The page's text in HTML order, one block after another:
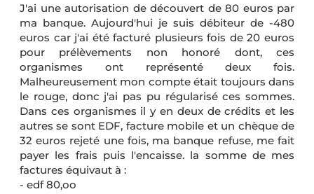
J'ai une autorisation de découvert de 80 euros par
ma banque. Aujourd'hui je suis débiteur de -480
euros car j'ai été facturé plusieurs fois de 20 euros
pour prélèvements non honoré dont, ces
organismes ont représenté deux fois.
Malheureusement mon compte était toujours dans
le rouge, donc j'ai pas pu régularisé ces sommes.
Dans ces organismes il y en deux de crédits et les
autres se sont EDF, facture mobile et un chèque de
32 euros rejeté une fois, ma banque refuse, me fait
payer les frais puis l'encaisse. la somme de mes
factures équivaut à :
- edf 80,oo